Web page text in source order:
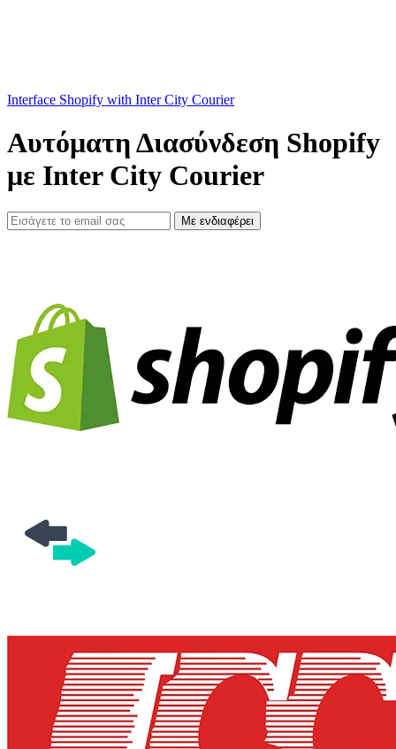
Interface Shopify with Inter City Courier
Αυτόματη Διασύνδεση Shopify
με Inter City Courier
Με ενδιαφέρει